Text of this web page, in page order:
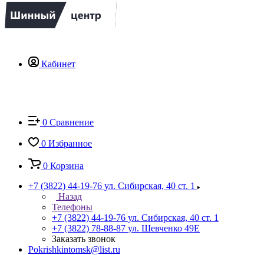
Кабинет
0 Сравнение
0 Избранное
0 Корзина
+7 (3822) 44-19-76 ул. Сибирская, 40 ст. 1
Назад
Телефоны
+7 (3822) 44-19-76 ул. Сибирская, 40 ст. 1
+7 (3822) 78-88-87 ул. Шевченко 49Е
Заказать звонок
Pokrishkintomsk@list.ru